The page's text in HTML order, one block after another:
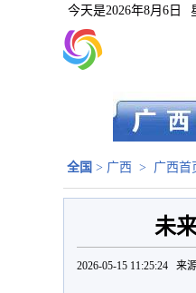
今天是2026年8月6日
全国 > 广西 > 广西首
未
2026-05-15 11:25:24 来